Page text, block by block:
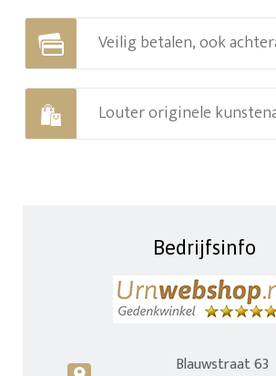
Veilig betalen, ook
Louter originele
Bedrijfsinfo
Blauwstraat 63